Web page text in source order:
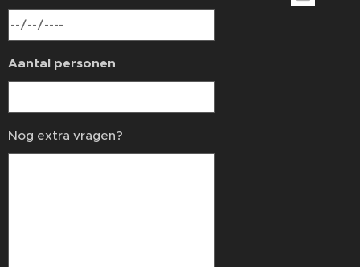
Aantal personen
Nog extra vragen?